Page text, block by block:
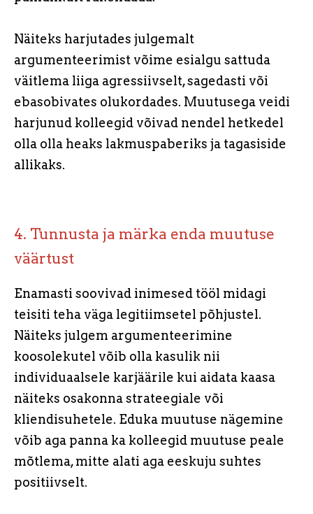
Näiteks harjutades julgemalt
argumenteerimist võime esialgu sattuda
väitlema liiga agressiivselt, sagedasti või
ebasobivates olukordades. Muutusega veidi
harjunud kolleegid võivad nendel hetkedel
olla olla heaks lakmuspaberiks ja tagasiside
allikaks.
4. Tunnusta ja märka enda muutuse
väärtust
Enamasti soovivad inimesed tööl midagi
teisiti teha väga legitiimsetel põhjustel.
Näiteks julgem argumenteerimine
koosolekutel võib olla kasulik nii
individuaalsele karjäärile kui aidata kaasa
näiteks osakonna strateegiale või
kliendisuhetele. Eduka muutuse nägemine
võib aga panna ka kolleegid muutuse peale
mõtlema, mitte alati aga eeskuju suhtes
positiivselt.